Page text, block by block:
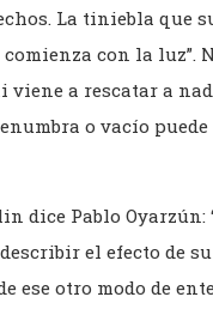
La tiniebla que
con la luz”.
a rescatar a
o vacío puede
dice Pablo Oyarzún:
el efecto de
ese otro modo de